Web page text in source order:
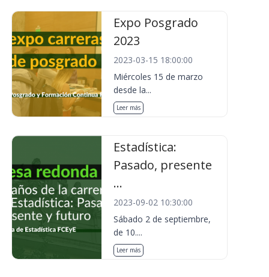
Expo Posgrado
2023
2023-03-15 18:00:00
Miércoles 15 de marzo
desde la...
Leer más
Estadística:
Pasado, presente
...
2023-09-02 10:30:00
Sábado 2 de septiembre,
de 10....
Leer más